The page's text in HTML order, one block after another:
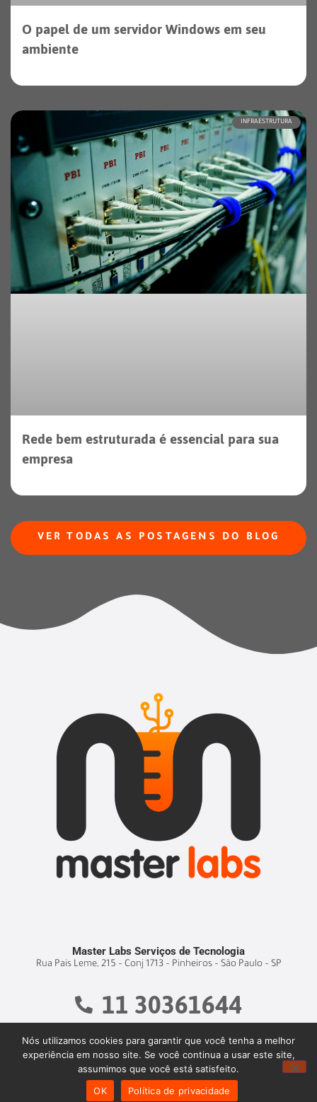
O papel de um servidor Windows em seu
ambiente
INFRAESTRUTURA
Rede bem estruturada é essencial para sua
empresa
VER TODAS AS POSTAGENS DO BLOG
Master Labs Serviços de Tecnologia
Rua Pais Leme, 215 – Conj 1713 – Pinheiros – São Paulo – SP
11 30361644
© 2025. Master Labs – Todos os direitos reservados
Nós utilizamos cookies para garantir que você tenha a melhor
experiência em nosso site. Se você continua a usar este site,
assumimos que você está satisfeito.
OK
Política de privacidade